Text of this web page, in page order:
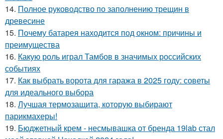
14. Полное руководство по заполнению трещин в
древесине
15. Почему батарея находится под окном: причины и
преимущества
16. Какую роль играл Тамбов в значимых российских
событиях
17. Как выбрать ворота для гаража в 2025 году: советы
для идеального выбора
18. Лучшая термозащита, которую выбирают
парикмахеры!
19. Бюджетный крем - несмывашка от бренда 19lab стал